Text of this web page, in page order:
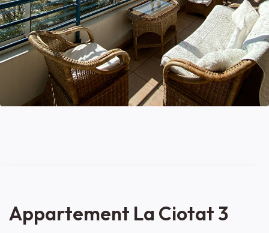
Appartement La Ciotat 3